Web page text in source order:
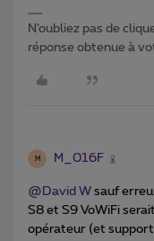
N’oubliez pas de
réponse obtenue à
M M_016F
@David W sauf
S8 et S9 VoWiFi
opérateur (et